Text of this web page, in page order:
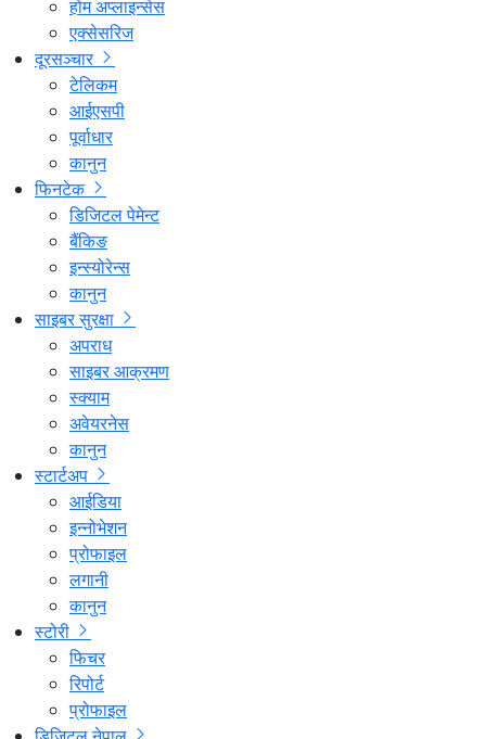
होम अप्लाइन्सेस
एक्सेसरिज
दूरसञ्चार
टेलिकम
आईएसपी
पूर्वाधार
कानुन
फिनटेक
डिजिटल पेमेन्ट
बैंकिङ
इन्स्योरेन्स
कानुन
साइबर सुरक्षा
अपराध
साइबर आक्रमण
स्क्याम
अवेयरनेस
कानुन
स्टार्टअप
आईडिया
इन्नोभेशन
प्रोफाइल
लगानी
कानुन
स्टोरी
फिचर
रिपोर्ट
प्रोफाइल